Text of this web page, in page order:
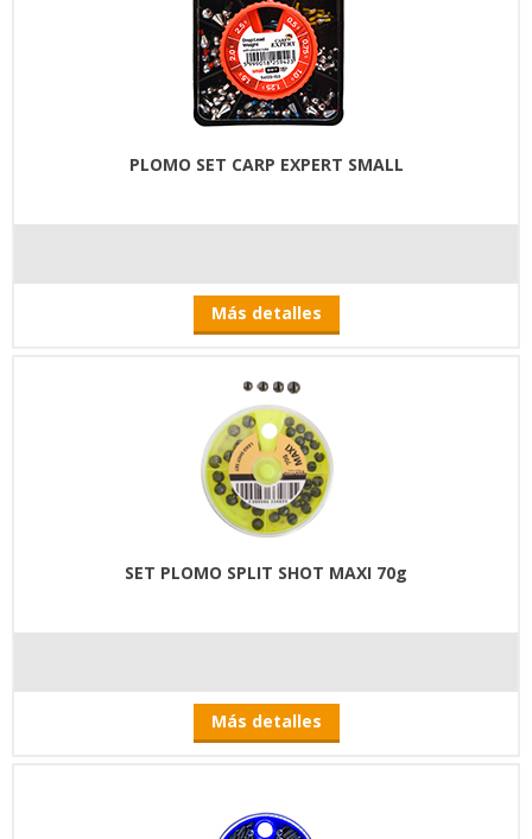
PLOMO SET CARP EXPERT SMALL
Más detalles
SET PLOMO SPLIT SHOT MAXI 70g
Más detalles